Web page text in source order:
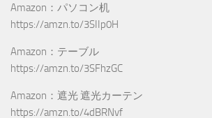
Amazon：パソコン机
https://amzn.to/3SIIp0H
Amazon：テーブル
https://amzn.to/3SFhzGC
Amazon：遮光 遮光カーテン
https://amzn.to/4dBRNvf